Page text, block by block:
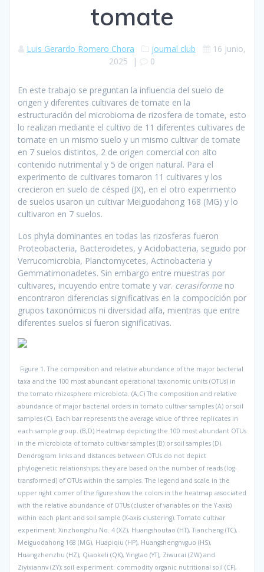
tomate
Luis Gerardo Romero Chora journal club
16 junio,
2025 | 0
En este trabajo se preguntan la influencia del suelo de
origen y diferentes cultivares de tomate en la
estructuración del microbioma de rizosfera de tomate, esto
lo realizan mediante el cultivo de 11 diferentes cultivares de
tomate en un mismo suelo y un mismo cultivar de tomate
en 7 suelos distintos, 2 de origen comercial con alto
contenido nutrimental y 5 de origen natural. Para el
experimento de cultivares tomaron 11 cultivares y los
crecieron en suelo de césped (JX), en el otro experimento
de suelos usaron un cultivar Meiguodahong 168 (MG) y lo
cultivaron en 7 suelos.
Los phyla dominantes en todas las rizosferas fueron
Proteobacteria, Bacteroidetes, y Acidobacteria, seguido por
Verrucomicrobia, Planctomycetes, Actinobacteria y
Gemmatimonadetes. Sin embargo entre muestras por
cultivares, incuyendo entre tomate y var. cerasiformeno
encontraron diferencias significativas en la compocición por
grupos taxonómicos ni diversidad alfa, mientras que entre
diferentes suelos sí fueron significativas.
Figure 1. The composition and relative abundance of the major bacterial
taxa and the 100 most abundant operational taxonomic units (OTUs) in
the tomato rhizosphere microbiota. (A,C) The composition and relative
abundance of major bacterial orders in tomato cultivar samples (A) or soil
samples (C). Each bar represents the average value of three replicates in
each sample group. (B,D) Heatmap depicting the 100 most abundant OTUs
in the microbiota of tomato cultivar samples (B) or soil samples (D).
Dendrogram links and distances between OTUs do not depict
phylogenetic relationships; they are based on the number of reads (log-
transformed) of OTUs within the samples. The legend and scale in the
upper right corner of the figure show the colors in the heatmap associated
with the relative abundance of OTUs (cluster of variables on the Y-axis)
within each plant and soil sample (X-axis clustering). Tomato cultivar
experiment: Xinzhongshu No. 4 (XZ), Huangshoutao (HT), Tiancheng (TC),
Meiguodahong 168 (MG), Huapiqiu (HP), Huangshengnvguo (HS),
Huangzhenzhu (HZ), Qiaokeli (QK), Yingtao (YT), Ziwucai (ZW) and
Ziyixiannv (ZY); soil experiment: commodity organic nutritional soil (CF),